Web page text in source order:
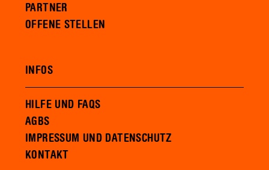
PARTNER
OFFENE STELLEN
INFOS
HILFE UND FAQS
AGBS
IMPRESSUM UND DATENSCHUTZ
KONTAKT